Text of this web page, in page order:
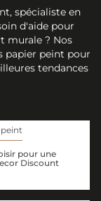
spécialiste en
d'aide pour
murale ? Nos
papier peint pour
tendances
pour une
Discount